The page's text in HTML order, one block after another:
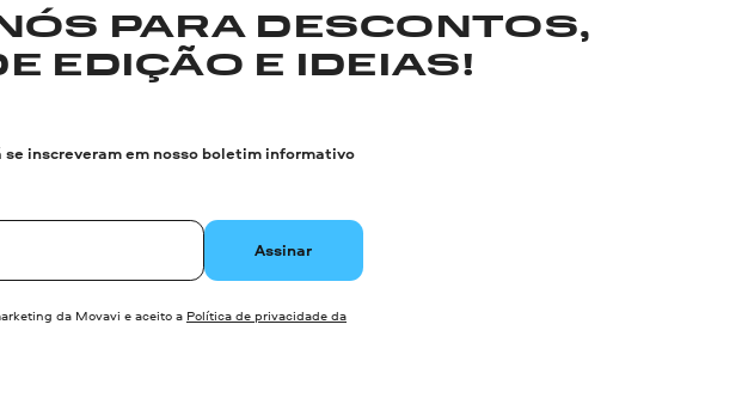
PARA DESCONTOS,
EDIÇÃO E IDEIAS!
se inscreveram em nosso boletim informativo
Assinar
da Movavi e aceito a Política de privacidade da